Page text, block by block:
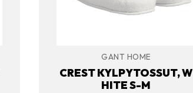
GANT HOME
CREST KYLPYTOSSUT, W
HITE S-M